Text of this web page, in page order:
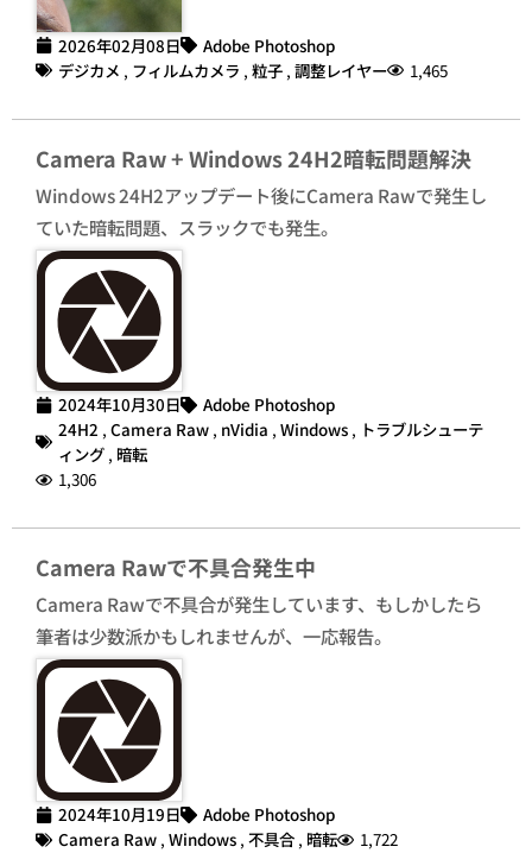
2026年02月08日
Adobe Photoshop
デジカメ , フィルムカメラ , 粒子 , 調整レイヤー 1,465
Camera Raw + Windows 24H2暗転問題解決
Windows 24H2アップデート後にCamera Rawで発生し
ていた暗転問題、スラックでも発生。
2024年10月30日
Adobe Photoshop
24H2 , Camera Raw , nVidia , Windows , トラブルシューテ
ィング , 暗転
1,306
Camera Rawで不具合発生中
Camera Rawで不具合が発生しています、もしかしたら
筆者は少数派かもしれませんが、一応報告。
2024年10月19日
Adobe Photoshop
Camera Raw , Windows , 不具合 , 暗転 1,722